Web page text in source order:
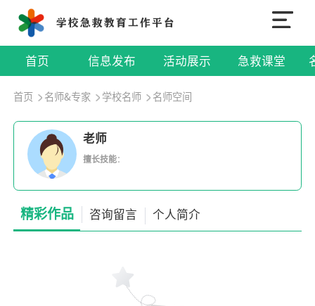
首页 信息发布 活动展示 急救课堂
首页 名师&专家 学校名师 名师空间
老师
擅长技能：
精彩作品 咨询留言 个人简介